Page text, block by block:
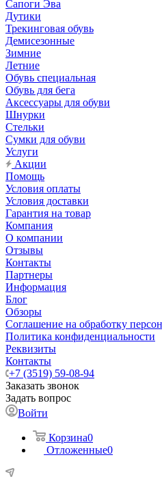
Сапоги Эва
Дутики
Трекинговая обувь
Демисезонные
Зимние
Летние
Обувь специальная
Обувь для бега
Аксессуары для обуви
Шнурки
Стельки
Сумки для обуви
Услуги
Акции
Помощь
Условия оплаты
Условия доставки
Гарантия на товар
Компания
О компании
Отзывы
Контакты
Партнеры
Информация
Блог
Обзоры
Соглашение на обработку
Политика конфиденциальности
Реквизиты
Контакты
+7 (3519) 59-08-94
Заказать звонок
Задать вопрос
Войти
Корзина0
Отложенные0